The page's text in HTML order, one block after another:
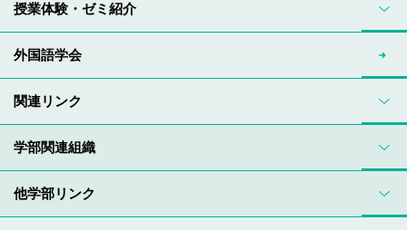
学部関連組織
他学部リンク
授業体験・ゼミ紹介
外国語学会
関連リンク